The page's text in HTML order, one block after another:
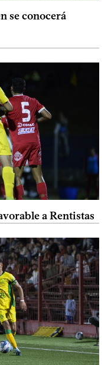
se conocerá
a Rentistas